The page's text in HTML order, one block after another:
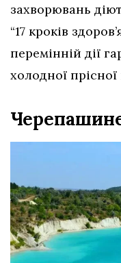
захворювань
“17 кроків
перемінній дії
холодної